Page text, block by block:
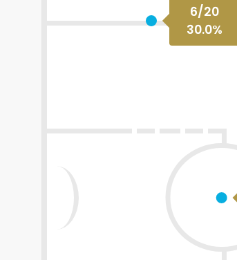
6/20
30.0%